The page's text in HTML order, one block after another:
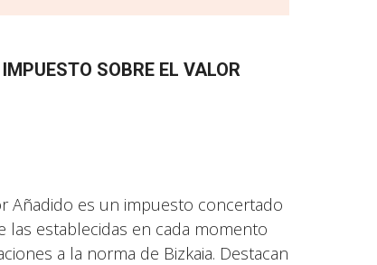
SOBRE EL VALOR
Añadido es un impuesto concertado
las establecidas en cada momento
a la norma de Bizkaia. Destacan